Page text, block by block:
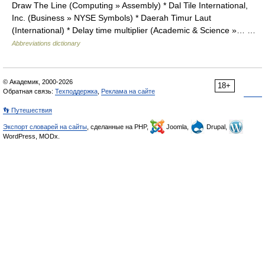
Draw The Line (Computing » Assembly) * Dal Tile International,
Inc. (Business » NYSE Symbols) * Daerah Timur Laut
(International) * Delay time multiplier (Academic & Science »… …
Abbreviations dictionary
18+
© Академик, 2000-2026
Обратная связь: Техподдержка Реклама на сайте
👣 Путешествия
Экспорт словарей на сайты , сделанные на PHP, Joomla,
Drupal,
WordPress, MODx.